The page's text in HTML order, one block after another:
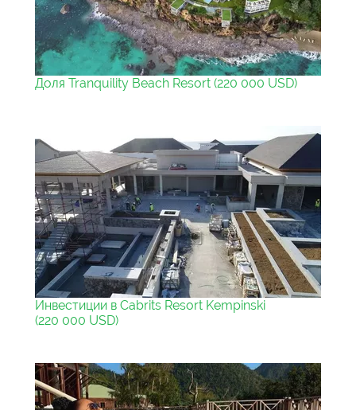
Доля Tranquility Beach Resort (220 000 USD)
Инвестиции в Cabrits Resort Kempinski
(220 000 USD)